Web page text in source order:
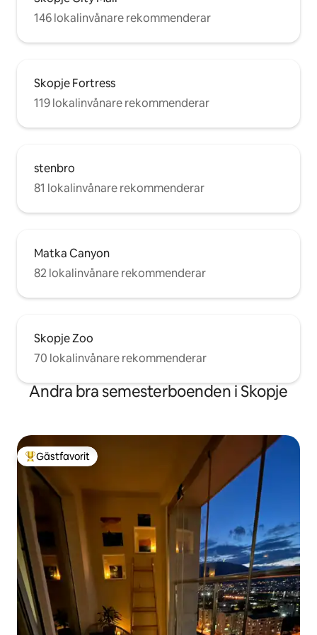
146 lokalinvånare rekommenderar
Skopje Fortress
119 lokalinvånare rekommenderar
stenbro
81 lokalinvånare rekommenderar
Matka Canyon
82 lokalinvånare rekommenderar
Skopje Zoo
70 lokalinvånare rekommenderar
Andra bra semesterboenden i Skopje
Populär gästfavorit
Gästfavorit